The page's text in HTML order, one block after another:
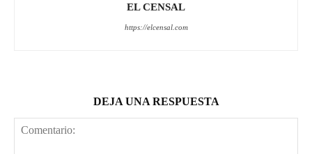
EL CENSAL
https://elcensal.com
DEJA UNA RESPUESTA